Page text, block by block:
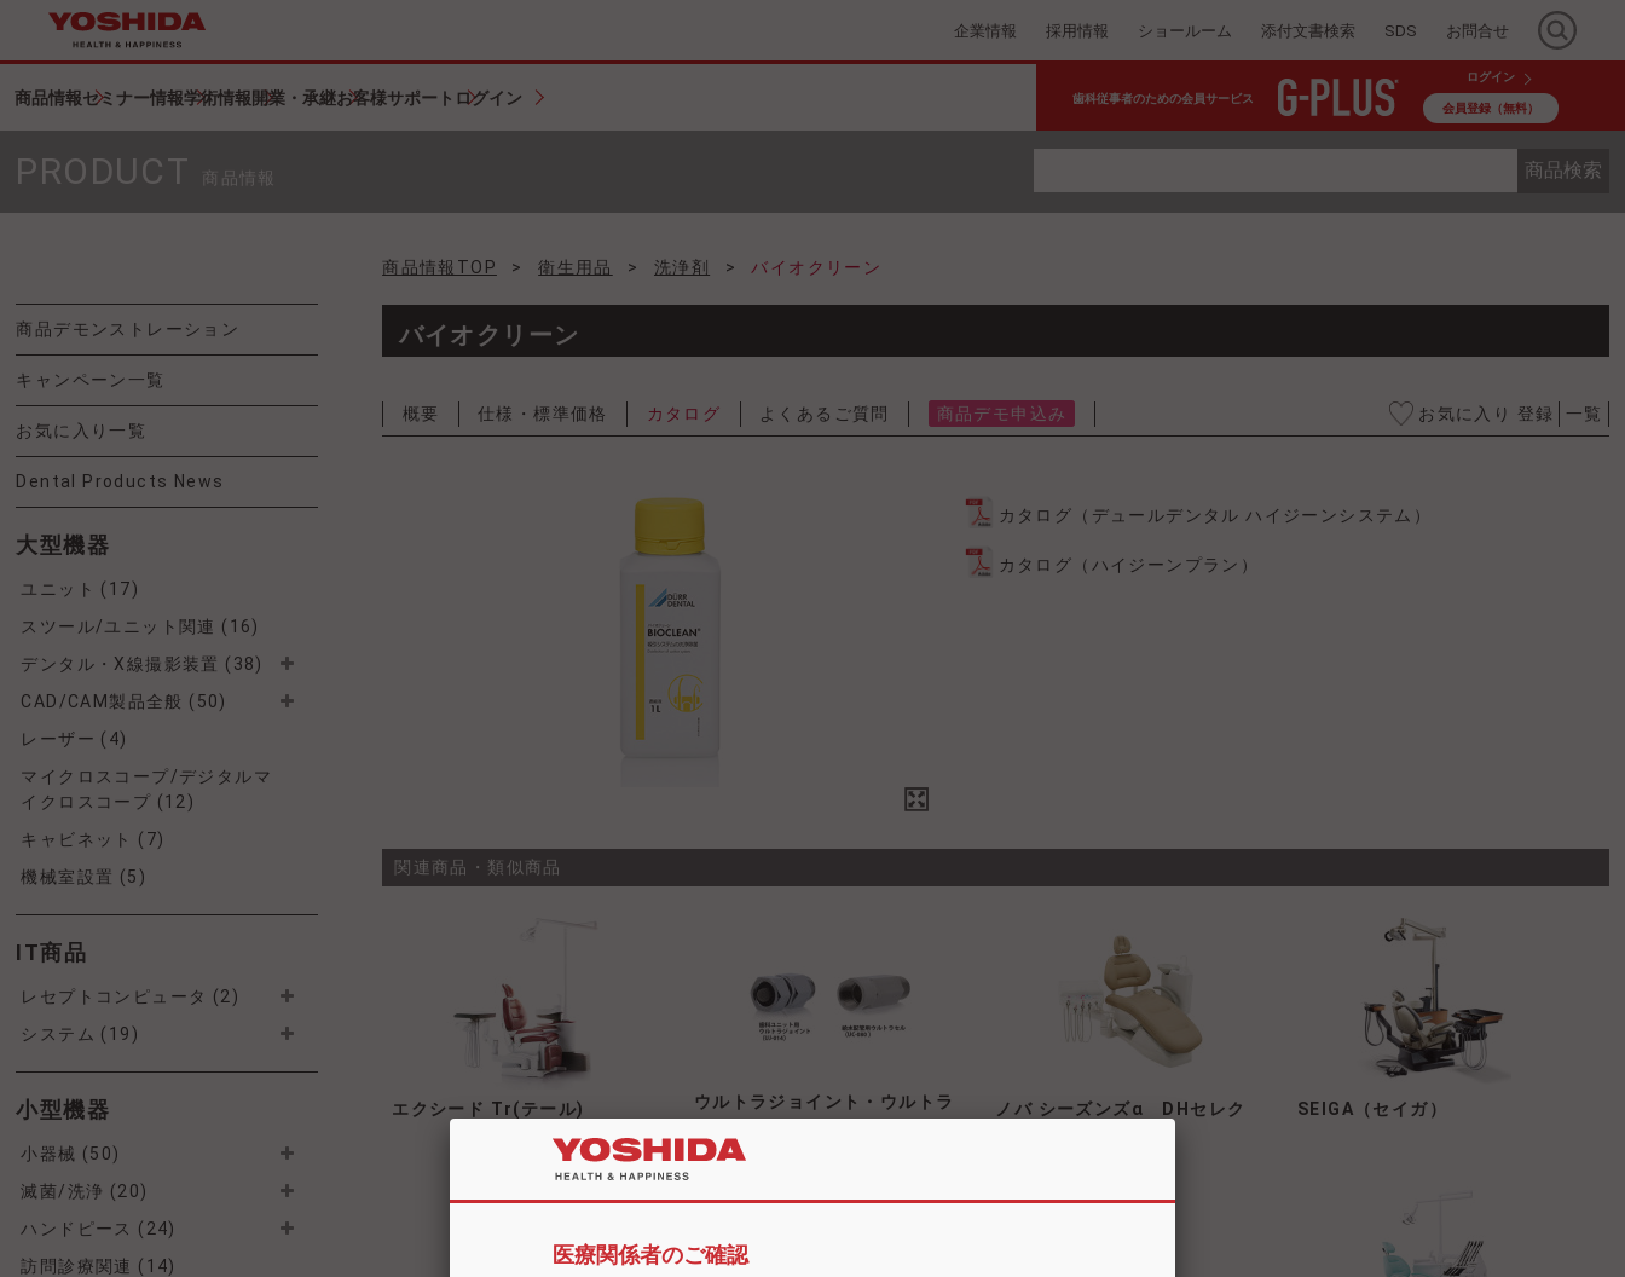
企業情報 採用情報 ショールーム 添付文書検索 SDS お問合せ
商品情報セミナー情報学術情報開業・承継お客様サポート ログイン 歯科従事者のための会員サービス
ログイン
会員登録（無料）
PRODUCT 商品情報 商品検索
商品デモンストレーション
キャンペーン一覧
お気に入り一覧
Dental Products News
大型機器
ユニット (17)
スツール/ユニット関連 (16)
デンタル・X線撮影装置 (38)
CAD/CAM製品全般 (50)
レーザー (4)
マイクロスコープ/デジタルマ
イクロスコープ (12)
キャビネット (7)
機械室設置 (5)
IT商品
レセプトコンピュータ (2)
システム (19)
小型機器
小器械 (50)
滅菌/洗浄 (20)
ハンドピース (24)
訪問診療関連 (14)
商品情報TOP > 衛生用品 > 洗浄剤 > バイオクリーン
バイオクリーン
概要 仕様・標準価格 カタログ よくあるご質問 商品デモ申込み お気に入り 登録 一覧
カタログ（デュールデンタル ハイジーンシステム）
カタログ（ハイジーンプラン）
関連商品・類似商品
エクシード Tr(テール)
ウルトラジョイント・ウルトラ
ノバ シーズンズα DHセレク
SEIGA（セイガ）
医療関係者のご確認